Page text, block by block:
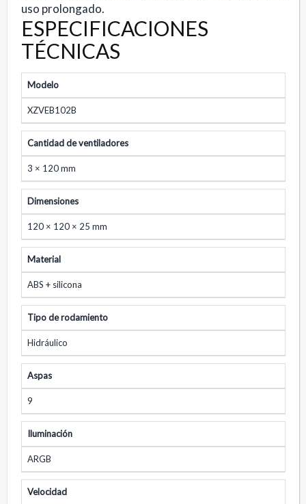
uso prolongado.
ESPECIFICACIONES
TÉCNICAS
Modelo
XZVEB102B
Cantidad de ventiladores
3 × 120 mm
Dimensiones
120 × 120 × 25 mm
Material
ABS + silicona
Tipo de rodamiento
Hidráulico
Aspas
9
Iluminación
ARGB
Velocidad